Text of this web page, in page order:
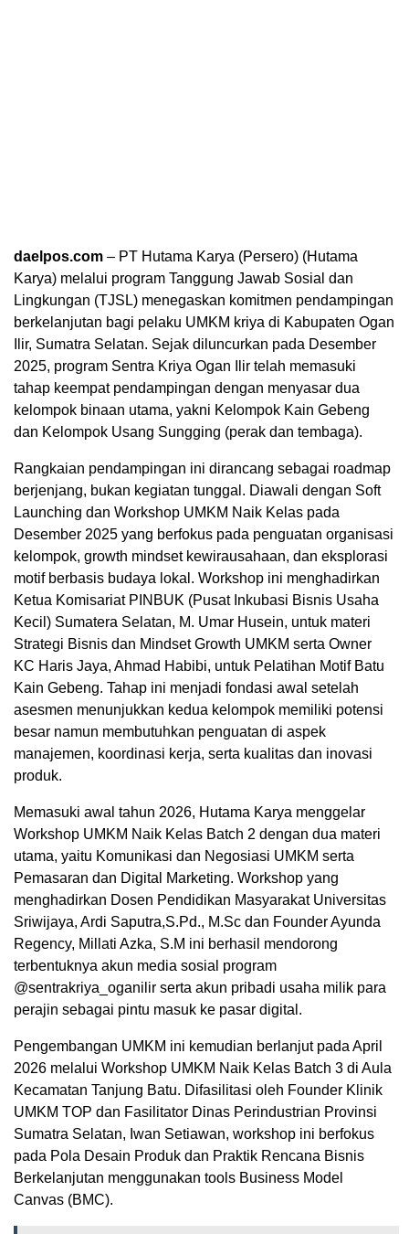
daelpos.com – PT Hutama Karya (Persero) (Hutama
Karya) melalui program Tanggung Jawab Sosial dan
Lingkungan (TJSL) menegaskan komitmen pendampingan
berkelanjutan bagi pelaku UMKM kriya di Kabupaten Ogan
Ilir, Sumatra Selatan. Sejak diluncurkan pada Desember
2025, program Sentra Kriya Ogan Ilir telah memasuki
tahap keempat pendampingan dengan menyasar dua
kelompok binaan utama, yakni Kelompok Kain Gebeng
dan Kelompok Usang Sungging (perak dan tembaga).
Rangkaian pendampingan ini dirancang sebagai roadmap
berjenjang, bukan kegiatan tunggal. Diawali dengan Soft
Launching dan Workshop UMKM Naik Kelas pada
Desember 2025 yang berfokus pada penguatan organisasi
kelompok, growth mindset kewirausahaan, dan eksplorasi
motif berbasis budaya lokal. Workshop ini menghadirkan
Ketua Komisariat PINBUK (Pusat Inkubasi Bisnis Usaha
Kecil) Sumatera Selatan, M. Umar Husein, untuk materi
Strategi Bisnis dan Mindset Growth UMKM serta Owner
KC Haris Jaya, Ahmad Habibi, untuk Pelatihan Motif Batu
Kain Gebeng. Tahap ini menjadi fondasi awal setelah
asesmen menunjukkan kedua kelompok memiliki potensi
besar namun membutuhkan penguatan di aspek
manajemen, koordinasi kerja, serta kualitas dan inovasi
produk.
Memasuki awal tahun 2026, Hutama Karya menggelar
Workshop UMKM Naik Kelas Batch 2 dengan dua materi
utama, yaitu Komunikasi dan Negosiasi UMKM serta
Pemasaran dan Digital Marketing. Workshop yang
menghadirkan Dosen Pendidikan Masyarakat Universitas
Sriwijaya, Ardi Saputra,S.Pd., M.Sc dan Founder Ayunda
Regency, Millati Azka, S.M ini berhasil mendorong
terbentuknya akun media sosial program
@sentrakriya_oganilir serta akun pribadi usaha milik para
perajin sebagai pintu masuk ke pasar digital.
Pengembangan UMKM ini kemudian berlanjut pada April
2026 melalui Workshop UMKM Naik Kelas Batch 3 di Aula
Kecamatan Tanjung Batu. Difasilitasi oleh Founder Klinik
UMKM TOP dan Fasilitator Dinas Perindustrian Provinsi
Sumatra Selatan, Iwan Setiawan, workshop ini berfokus
pada Pola Desain Produk dan Praktik Rencana Bisnis
Berkelanjutan menggunakan tools Business Model
Canvas (BMC).